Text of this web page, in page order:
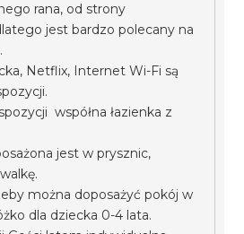
rana, od strony
jest bardzo polecany na
Netflix, Internet Wi-Fi są
współna łazienka z
jest w prysznic,
można doposażyć pokój w
dla dziecka 0-4 lata.